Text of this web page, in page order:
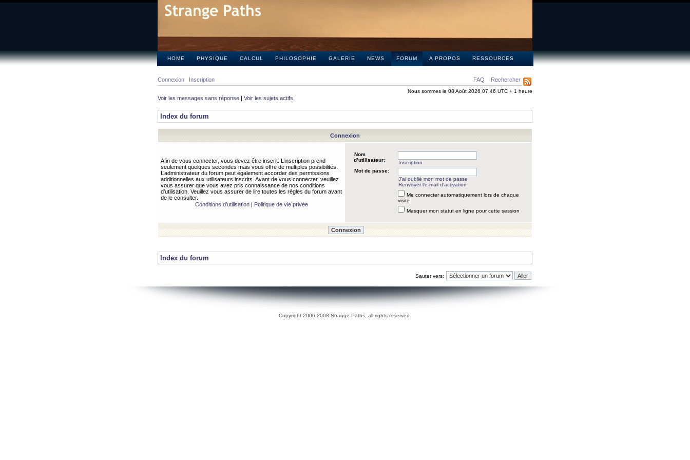
HOME PHYSIQUE CALCUL PHILOSOPHIE GALERIE NEWS FORUM A PROPOS RESSOURCES
FAQ Rechercher
Connexion Inscription
Nous sommes le 08 Août 2026 07:46 UTC + 1 heure
Voir les messages sans réponse | Voir les sujets actifs
Index du forum
Connexion
Afin de vous connecter, vous devez être inscrit. L’inscription prend
seulement quelques secondes mais vous offre de multiples possibilités.
L’administrateur du forum peut également accorder des permissions
additionnelles aux utilisateurs inscrits. Avant de vous connecter, veuillez
vous assurer que vous avez pris connaissance de nos conditions
d’utilisation. Veuillez vous assurer de lire toutes les règles du forum avant
de le consulter.
Conditions d’utilisation| Politique de vie privée
Nom
d’utilisateur:
Inscription
Mot de passe:
J’ai oublié mon mot de passe
Renvoyer l’e-mail d’activation
Me connecter automatiquement lors de chaque
visite
Masquer mon statut en ligne pour cette session
Index du forum
Sauter vers:
Copyright 2006-2008 Strange Paths, all rights reserved.